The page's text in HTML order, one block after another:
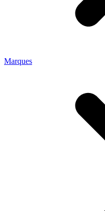
Marques